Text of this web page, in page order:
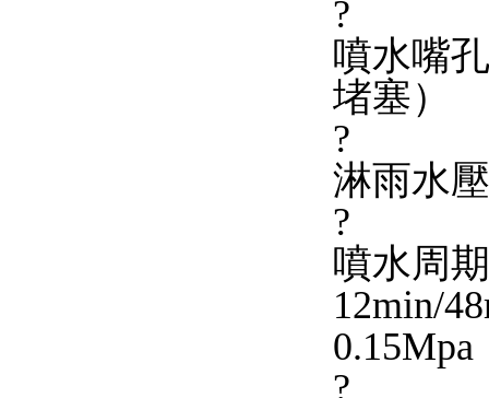
?
噴水嘴
堵塞）
?
淋雨水
?
噴水周
12min/
0.15Mpa
?